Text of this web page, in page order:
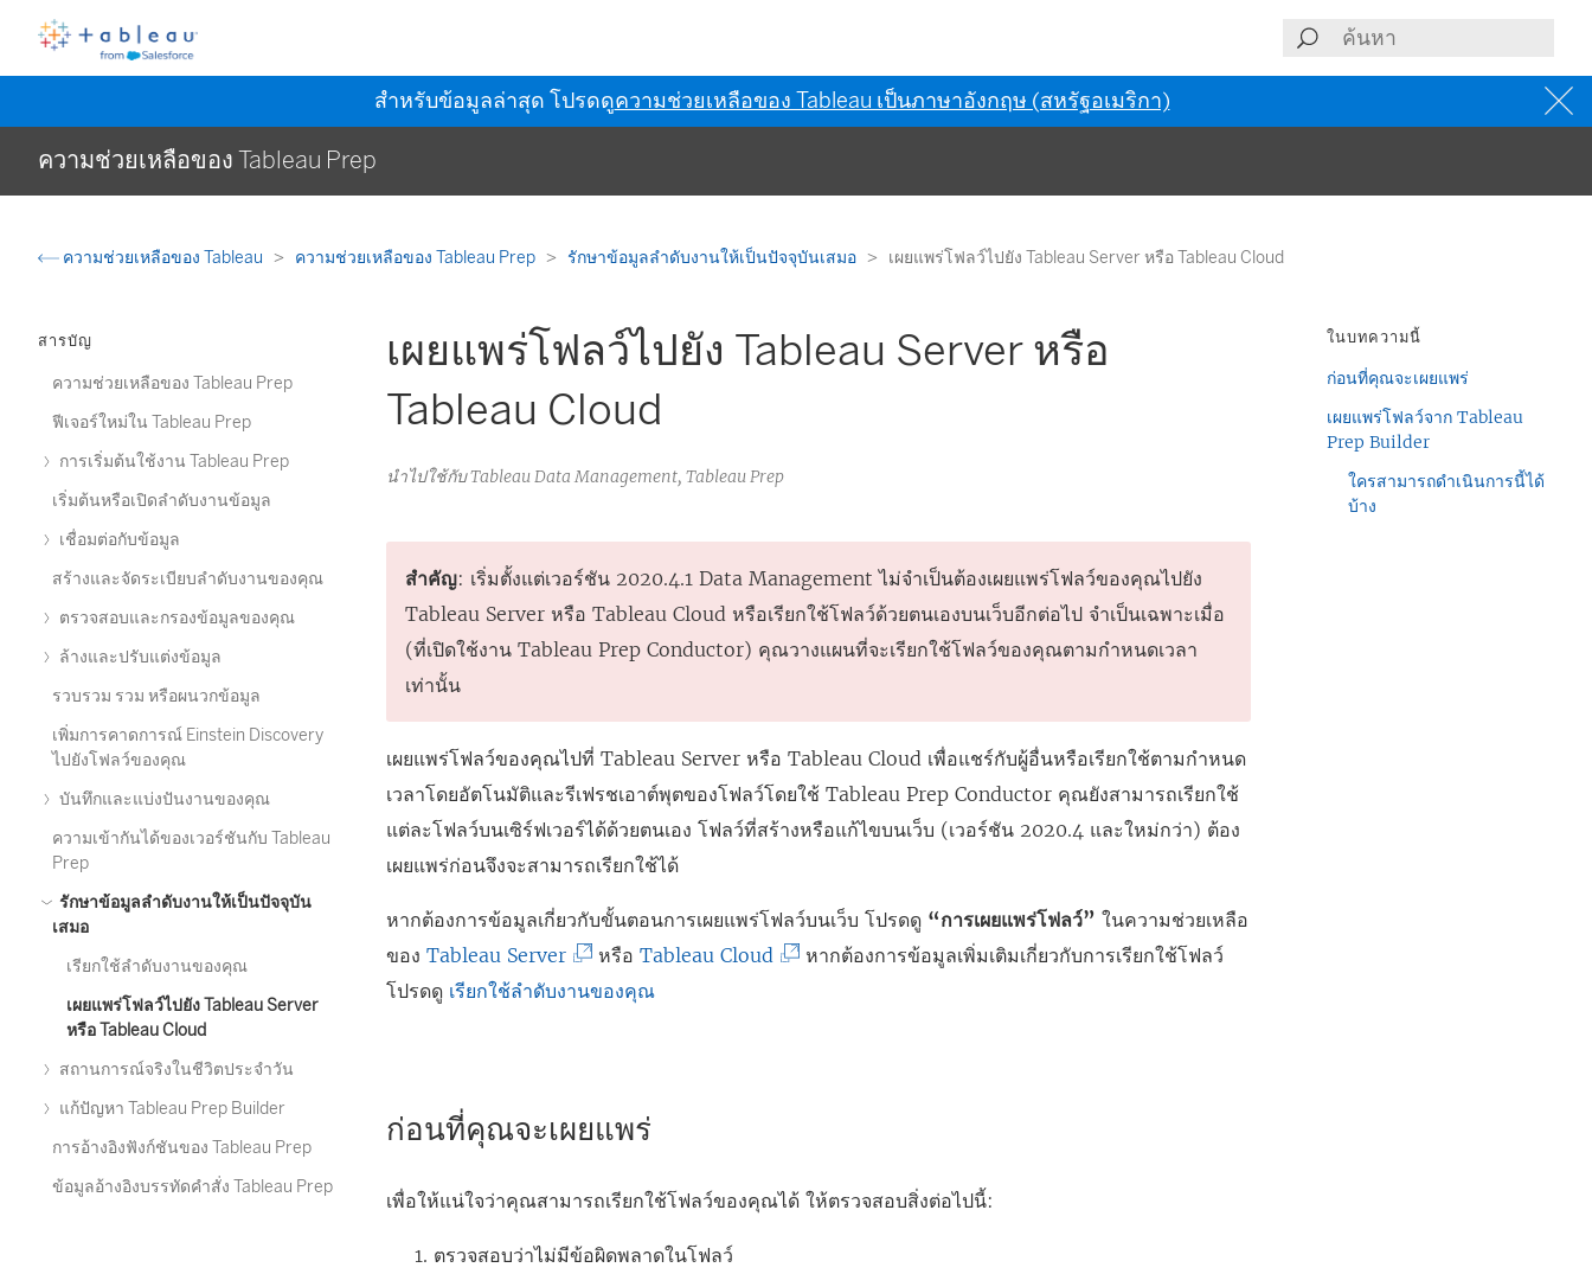
สำหรับข้อมูลล่าสุด โปรดดูความช่วยเหลือของ Tableau เป็นภาษาอังกฤษ (สหรัฐอเมริกา)
ความช่วยเหลือของ Tableau Prep
ความช่วยเหลือของ Tableau ความช่วยเหลือของ Tableau Prep รักษาข้อมูลลำดับงานให้เป็นปัจจุบันเสมอ เผยแพร่โฟลว์ไปยัง Tableau Server หรือ Tableau Cloud
สารบัญ
ความช่วยเหลือของ Tableau Prep
ฟีเจอร์ใหม่ใน Tableau Prep
การเริ่มต้นใช้งาน Tableau Prep
เริ่มต้นหรือเปิดลำดับงานข้อมูล
เชื่อมต่อกับข้อมูล
สร้างและจัดระเบียบลำดับงานของคุณ
ตรวจสอบและกรองข้อมูลของคุณ
ล้างและปรับแต่งข้อมูล
รวบรวม รวม หรือผนวกข้อมูล
เพิ่มการคาดการณ์ Einstein Discovery
ไปยังโฟลว์ของคุณ
บันทึกและแบ่งปันงานของคุณ
ความเข้ากันได้ของเวอร์ชันกับ Tableau
Prep
รักษาข้อมูลลำดับงานให้เป็นปัจจุบัน
เสมอ
เรียกใช้ลำดับงานของคุณ
เผยแพร่โฟลว์ไปยัง Tableau Server
หรือ Tableau Cloud
สถานการณ์จริงในชีวิตประจำวัน
แก้ปัญหา Tableau Prep Builder
การอ้างอิงฟังก์ชันของ Tableau Prep
ข้อมูลอ้างอิงบรรทัดคำสั่ง Tableau Prep
เผยแพร่โฟลว์ไปยัง Tableau Server หรือ
Tableau Cloud
นำไปใช้กับ Tableau Data Management, Tableau Prep
สำคัญ: เริ่มตั้งแต่เวอร์ชัน 2020.4.1Data Management ไม่จำเป็นต้องเผยแพร่โฟลว์ของคุณไปยัง
Tableau Server หรือTableau Cloud หรือเรียกใช้โฟลว์ด้วยตนเองบนเว็บอีกต่อไป จำเป็นเฉพาะเมื่อ
(ที่เปิดใช้งาน Tableau Prep Conductor) คุณวางแผนที่จะเรียกใช้โฟลว์ของคุณตามกำหนดเวลา
เท่านั้น
เผยแพร่โฟลว์ของคุณไปที่Tableau Server หรือTableau Cloud เพื่อแชร์กับผู้อื่นหรือเรียกใช้ตามกำหนด
เวลาโดยอัตโนมัติและรีเฟรชเอาต์พุตของโฟลว์โดยใช้ Tableau Prep Conductor คุณยังสามารถเรียกใช้
แต่ละโฟลว์บนเซิร์ฟเวอร์ได้ด้วยตนเอง โฟลว์ที่สร้างหรือแก้ไขบนเว็บ (เวอร์ชัน 2020.4 และใหม่กว่า) ต้อง
เผยแพร่ก่อนจึงจะสามารถเรียกใช้ได้
หากต้องการข้อมูลเกี่ยวกับขั้นตอนการเผยแพร่โฟลว์บนเว็บ โปรดดู “การเผยแพร่โฟลว์” ในความช่วยเหลือ
ของTableau Server(
ลิ
ะ
ปิ
หรือTableau Cloud (
ปิ
หากต้องการข้อมูลเพิ่มเติมเกี่ยวกับการเรียกใช้โฟลว์
โปรดดู เรียกใช้ลำดับงานของคุณ
ก่อนที่คุณจะเผยแพร่
เพื่อให้แน่ใจว่าคุณสามารถเรียกใช้โฟลว์ของคุณได้ ให้ตรวจสอบสิ่งต่อไปนี้:
ตรวจสอบว่าไม่มีข้อผิดพลาดในโฟลว์
ในบทความนี้
ก่อนที่คุณจะเผยแพร่
เผยแพร่โฟลว์จาก Tableau
Prep Builder
ใครสามารถดำเนินการนี้ได้
บ้าง